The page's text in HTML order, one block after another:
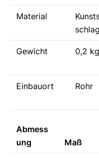
Material
Gewicht 0,2 kg
Einbauort Rohr
Abmess
ung
Maß